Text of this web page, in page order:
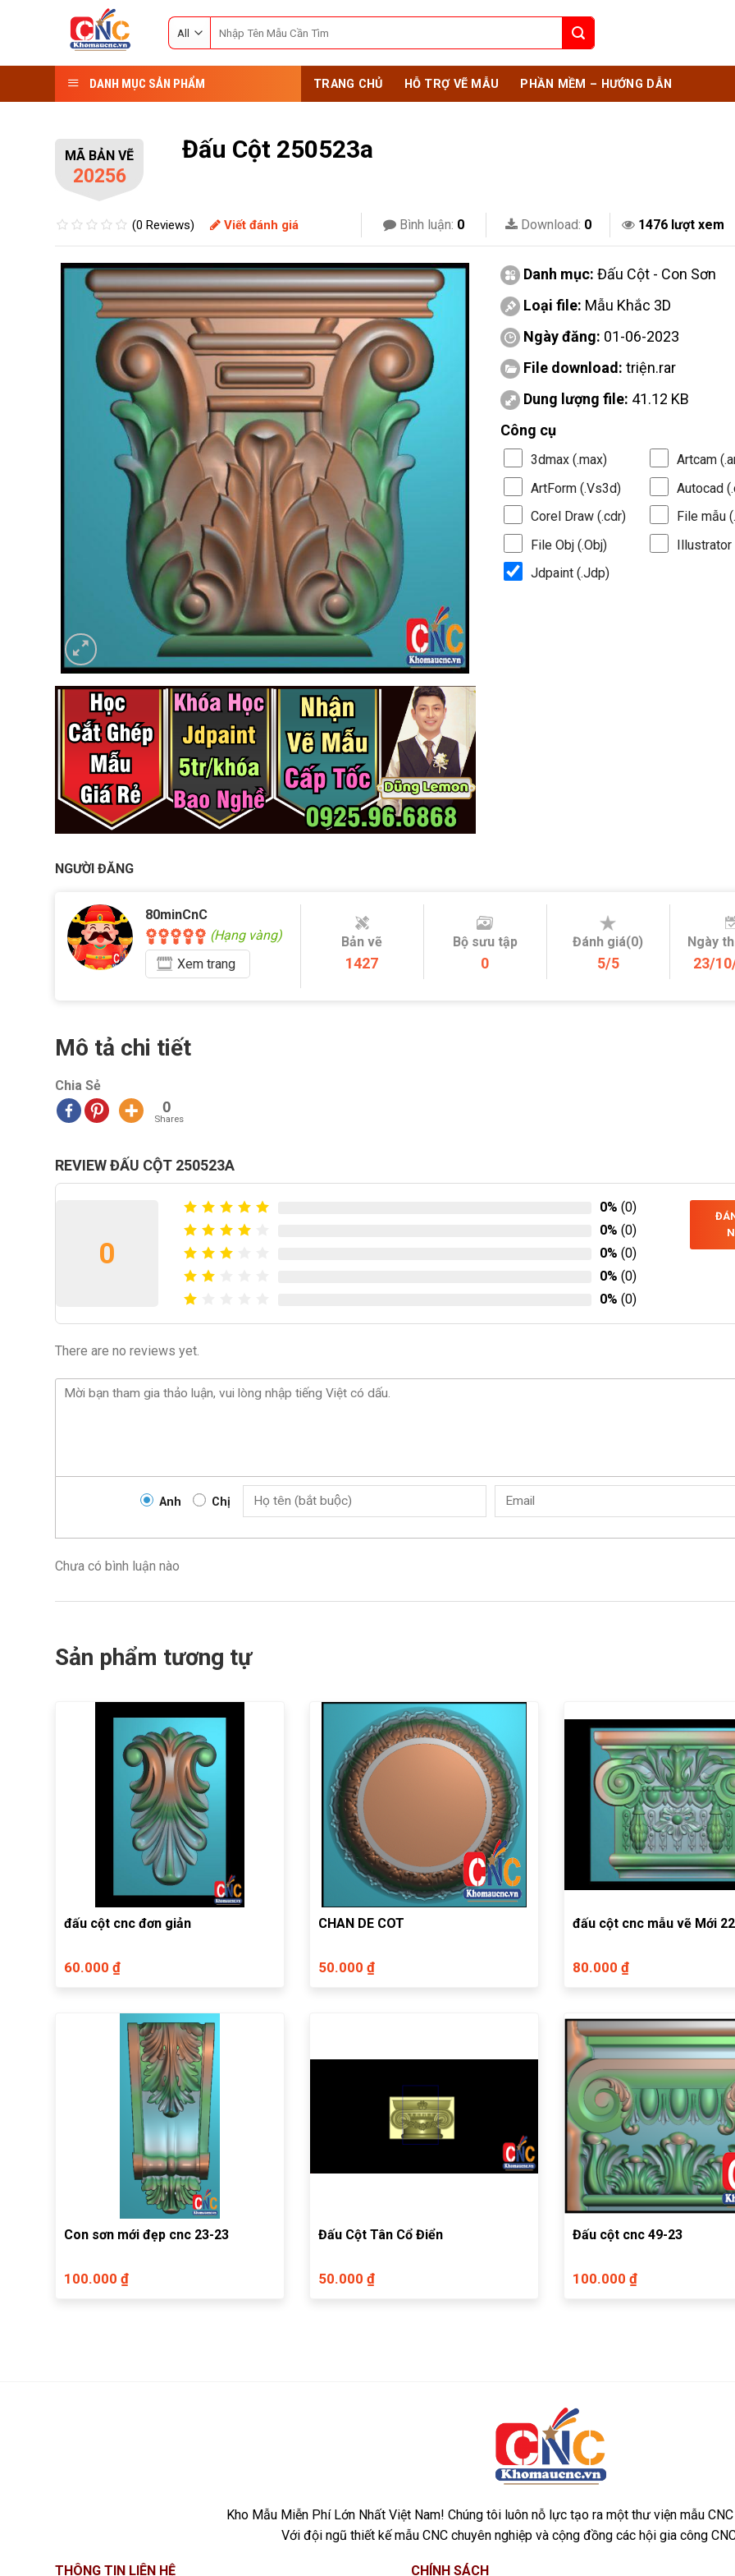
for:
DANH MỤC SẢN PHẨM TRANG CHỦ HỖ TRỢ VẼ MẪU PHẦN MỀM – HƯỚNG DẪN
MÃ BẢN VẼ
20256
Đấu Cột 250523a
(0 Reviews) Viết đánh giá Bình luận: 0 Download: 0 1476 lượt xem
Danh mục: Đấu Cột - Con Sơn
Loại file: Mẫu Khắc 3D
Ngày đăng: 01-06-2023
File download: triện.rar
Dung lượng file: 41.12 KB
Công cụ
3dmax (.max)
Artcam
ArtForm (.Vs3d)
Autocad
Corel Draw (.cdr)
File mẫu
File Obj (.Obj)
Illustrator
Jdpaint (.Jdp)
NGƯỜI ĐĂNG
80minCnC
(Hạng vàng)
Xem trang
Bản vẽ
1427
Bộ sưu tập
0
Đánh giá(0)
5/5
Ngày
23/
Mô tả chi tiết
Chia Sẻ
0
Shares
REVIEW ĐẤU CỘT 250523A
0
0% (0)
0% (0)
0% (0)
0% (0)
0% (0)
There are no reviews yet.
Anh Chị
Chưa có bình luận nào
Sản phẩm tương tự
đấu cột cnc đơn giản
60.000 ₫
CHAN DE COT
50.000 ₫
đấu cột cnc mẫu vẽ Mới 22
80.000 ₫
Con sơn mới đẹp cnc 23-23
100.000 ₫
Đấu Cột Tân Cổ Điển
50.000 ₫
Đấu cột cnc 49-23
100.000 ₫
Kho Mẫu Miễn Phí Lớn Nhất Việt Nam! Chúng tôi luôn nỗ lực tạo ra một thư viện mẫu
Với đội ngũ thiết kế mẫu CNC chuyên nghiệp và cộng đồng các hội gia công
THÔNG TIN LIÊN HỆ CHÍNH SÁCH